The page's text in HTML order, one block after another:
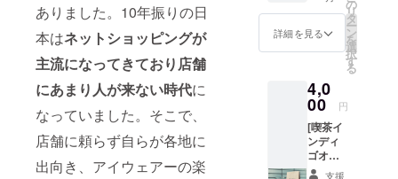
ありました。10年振りの日
本はネットショッピングが
主流になってきており店舗
にあまり人が来ない時代に
なっていました。そこで、
店舗に頼らず自らが各地に
出向き、アイウェアーの楽
利用の
際は
メール
さい。
プで購
入した
気に
入って
しい。
モチー
フの裏
には作
ディア
ンのホ
ピ族の
1980年
に両親
がサン
フラン
シスコ
へ新婚
旅行に
詳細を見る
の
リ
タ
ー
ン
を
選
択
す
る
4,0
00 円
[喫茶イ
ンディ
ゴオリ
ジナル
支援